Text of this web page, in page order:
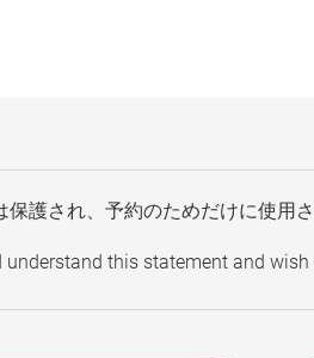
保護され、予約のためだけに使用さ
understand this statement and